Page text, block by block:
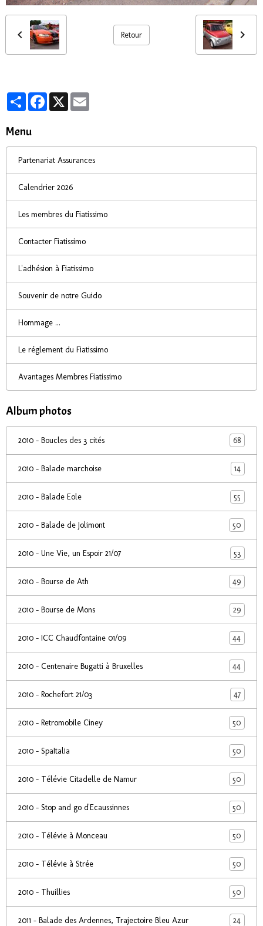
Retour
PartagerFacebook
X
Menu
Partenariat Assurances
Calendrier 2026
Les membres du Fiatissimo
Contacter Fiatissimo
L'adhésion à Fiatissimo
Souvenir de notre Guido
Hommage ...
Le réglement du Fiatissimo
Avantages Membres Fiatissimo
Album photos
2010 - Boucles des 3 cités 68
2010 - Balade marchoise 14
2010 - Balade Eole 55
2010 - Balade de Jolimont 50
2010 - Une Vie, un Espoir 21/07 53
2010 - Bourse de Ath 49
2010 - Bourse de Mons 29
2010 - ICC Chaudfontaine 01/09 44
2010 - Centenaire Bugatti à Bruxelles 44
2010 - Rochefort 21/03 47
2010 - Retromobile Ciney 50
2010 - SpaItalia 50
2010 - Télévie Citadelle de Namur 50
2010 - Stop and go d'Ecaussinnes 50
2010 - Télévie à Monceau 50
2010 - Télévie à Strée 50
2010 - Thuillies 50
2011 - Balade des Ardennes, Trajectoire Bleu Azur 24